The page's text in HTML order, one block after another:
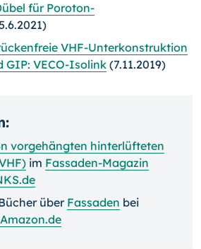
für Poroton-
VHF-Unterkonstruktion
GIP: VECO-Isolink (7.11.2019)
vorgehängten hinterlüfteten
im Fassaden-Magazin
über Fassaden bei